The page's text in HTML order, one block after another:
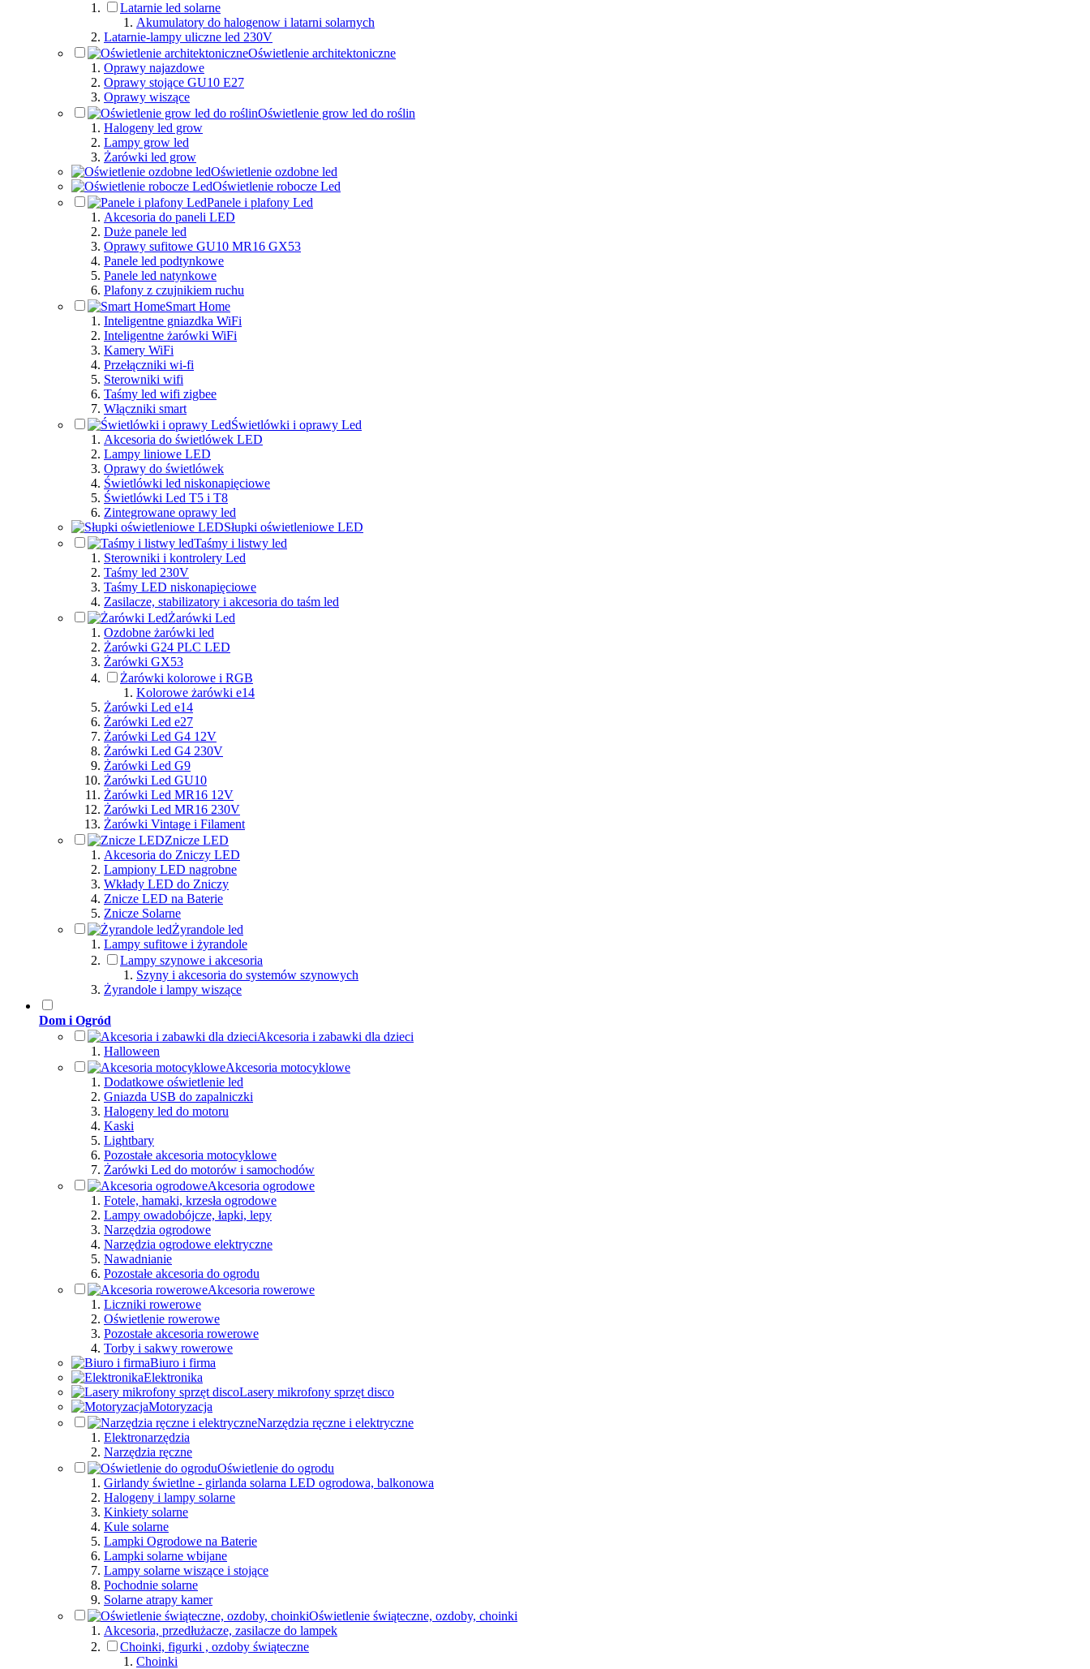
Latarnie led solarne
Akumulatory do halogenow i latarni solarnych
Latarnie-lampy uliczne led 230V
Oświetlenie architektoniczne
Oprawy najazdowe
Oprawy stojące GU10 E27
Oprawy wiszące
Oświetlenie grow led do roślin
Halogeny led grow
Lampy grow led
Żarówki led grow
Oświetlenie ozdobne led
Oświetlenie robocze Led
Panele i plafony Led
Akcesoria do paneli LED
Duże panele led
Oprawy sufitowe GU10 MR16 GX53
Panele led podtynkowe
Panele led natynkowe
Plafony z czujnikiem ruchu
Smart Home
Inteligentne gniazdka WiFi
Inteligentne żarówki WiFi
Kamery WiFi
Przełączniki wi-fi
Sterowniki wifi
Taśmy led wifi zigbee
Włączniki smart
Świetlówki i oprawy Led
Akcesoria do świetlówek LED
Lampy liniowe LED
Oprawy do świetlówek
Świetlówki led niskonapięciowe
Świetlówki Led T5 i T8
Zintegrowane oprawy led
Słupki oświetleniowe LED
Taśmy i listwy led
Sterowniki i kontrolery Led
Taśmy led 230V
Taśmy LED niskonapięciowe
Zasilacze, stabilizatory i akcesoria do taśm led
Żarówki Led
Ozdobne żarówki led
Żarówki G24 PLC LED
Żarówki GX53
Żarówki kolorowe i RGB
Kolorowe żarówki e14
Żarówki Led e14
Żarówki Led e27
Żarówki Led G4 12V
Żarówki Led G4 230V
Żarówki Led G9
Żarówki Led GU10
Żarówki Led MR16 12V
Żarówki Led MR16 230V
Żarówki Vintage i Filament
Znicze LED
Akcesoria do Zniczy LED
Lampiony LED nagrobne
Wkłady LED do Zniczy
Znicze LED na Baterie
Znicze Solarne
Żyrandole led
Lampy sufitowe i żyrandole
Lampy szynowe i akcesoria
Szyny i akcesoria do systemów szynowych
Żyrandole i lampy wiszące
Dom i Ogród
Akcesoria i zabawki dla dzieci
Halloween
Akcesoria motocyklowe
Dodatkowe oświetlenie led
Gniazda USB do zapalniczki
Halogeny led do motoru
Kaski
Lightbary
Pozostałe akcesoria motocyklowe
Żarówki Led do motorów i samochodów
Akcesoria ogrodowe
Fotele, hamaki, krzesła ogrodowe
Lampy owadobójcze, łapki, lepy
Narzędzia ogrodowe
Narzędzia ogrodowe elektryczne
Nawadnianie
Pozostałe akcesoria do ogrodu
Akcesoria rowerowe
Liczniki rowerowe
Oświetlenie rowerowe
Pozostałe akcesoria rowerowe
Torby i sakwy rowerowe
Biuro i firma
Elektronika
Lasery mikrofony sprzęt disco
Motoryzacja
Narzędzia ręczne i elektryczne
Elektronarzędzia
Narzędzia ręczne
Oświetlenie do ogrodu
Girlandy świetlne - girlanda solarna LED ogrodowa, balkonowa
Halogeny i lampy solarne
Kinkiety solarne
Kule solarne
Lampki Ogrodowe na Baterie
Lampki solarne wbijane
Lampy solarne wiszące i stojące
Pochodnie solarne
Solarne atrapy kamer
Oświetlenie świąteczne, ozdoby, choinki
Akcesoria, przedłużacze, zasilacze do lampek
Choinki, figurki , ozdoby świąteczne
Choinki